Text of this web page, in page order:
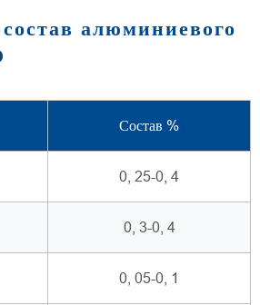
алюминиевого
Состав %
0, 25-0, 4
0, 3-0, 4
0, 05-0, 1